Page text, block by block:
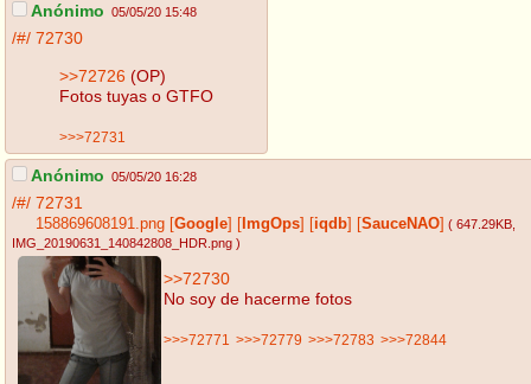
Anónimo 05/05/20 15:48
/#/ 72730
>>72726 (OP)
Fotos tuyas o GTFO
>>>72731
Anónimo 05/05/20 16:28
/#/ 72731
158869608191.png Google ImgOps iqdb SauceNAO ( 647.29KB
IMG_20190631_140842808_HDR.png )
>>72730
No soy de hacerme fotos
>>>72771 >>>72779 >>>72783 >>>72844